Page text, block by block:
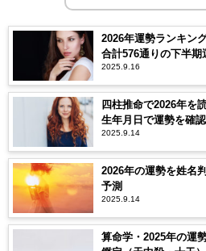
2026年運勢ランキン
合計576通りの下半期
2025.9.16
四柱推命で2026年を
生年月日で運勢を確認
2025.9.14
2026年の運勢を姓名
予測
2025.9.14
算命学・2025年の運